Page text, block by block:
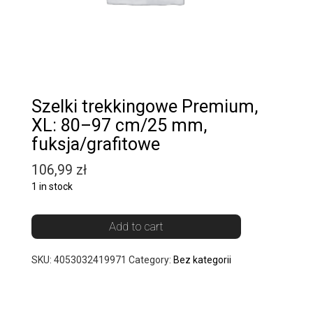
Szelki trekkingowe Premium,
XL: 80–97 cm/25 mm,
fuksja/grafitowe
106,99 zł
1 in stock
Add to cart
SKU: 4053032419971 Category: Bez kategorii